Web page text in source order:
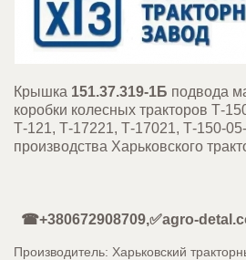
Крышка 151.37.319-1Б подвода
коробки колесных тракторов Т-
Т-121, Т-17221, Т-17021, Т-150-
производства Харьковского
☎+380672908709,✅agro-
Производитель: Харьковский